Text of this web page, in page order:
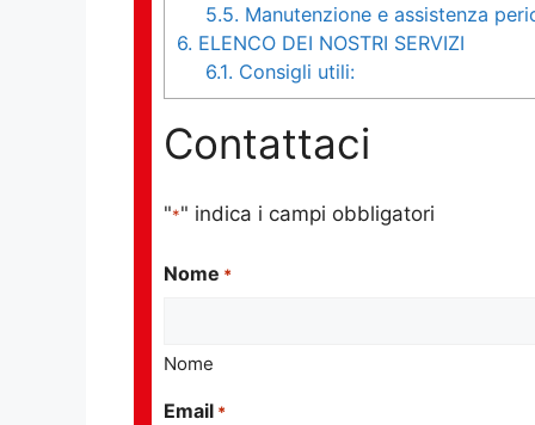
5.5. Manutenzione e assistenza
6. ELENCO DEI NOSTRI SERVIZI
6.1. Consigli utili:
Contattaci
"*" indica i campi obbligatori
Nome *
Nome
Email *